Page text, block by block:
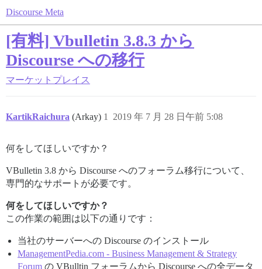
Discourse Meta
[有料] Vbulletin 3.8.3 から
Discourse への移行
マーケットプレイス
KartikRaichura (Arkay) 2019 年 7 月 28 日午前 5:08
1
何をしてほしいですか？
VBulletin 3.8 から Discourse へのフォーラム移行について、
専門的なサポートが必要です。
何をしてほしいですか？
この作業の範囲は以下の通りです：
当社のサーバーへの Discourse のインストール
ManagementPedia.com - Business Management & Strategy
Forum の VBulltin フォーラムから Discourse への全データ